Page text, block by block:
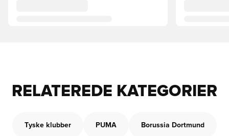
RELATEREDE KATEGORIER
Tyske klubber PUMA Borussia Dortmund